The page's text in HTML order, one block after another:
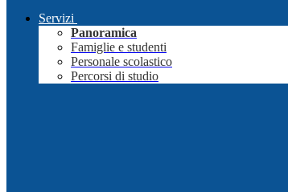
Servizi
Panoramica
Famiglie e studenti
Personale scolastico
Percorsi di studio